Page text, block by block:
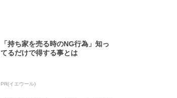
「持ち家を売る時のNG行為」知っ
てるだけで得する事とは
PR(イエウール)